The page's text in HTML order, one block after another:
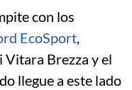
con los
EcoSport,
Vitara Brezza y el
llegue a este lado